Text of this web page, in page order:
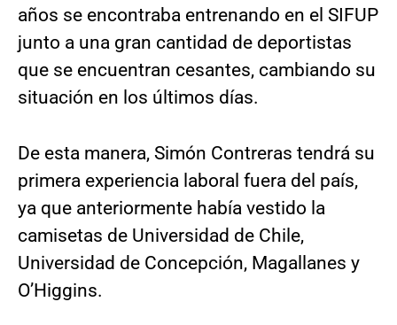
años se encontraba entrenando en el SIFUP
junto a una gran cantidad de deportistas
que se encuentran cesantes, cambiando su
situación en los últimos días.
De esta manera, Simón Contreras tendrá su
primera experiencia laboral fuera del país,
ya que anteriormente había vestido la
camisetas de Universidad de Chile,
Universidad de Concepción, Magallanes y
O’Higgins.